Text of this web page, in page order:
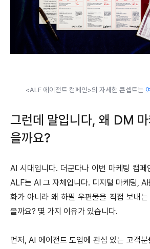
<ALF 에이전트 캠페인>의 자세한 콘셉트는
그런데 말입니다, 왜 DM
을까요?
AI 시대입니다. 더군다나 이번 마케팅 캠페
ALF는 AI 그 자체입니다. 디지털 마케팅,
화가 아니라 왜 하필 우편물을 직접 보내
을까요? 몇 가지 이유가 있습니다.
먼저, AI 에이전트 도입에 관심 있는 고객